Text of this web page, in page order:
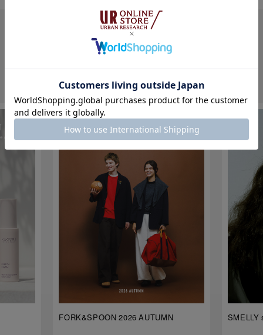
各ブランドの注目コンテンツ
FORK&SPOON 2026 AUTUMN SMELLY